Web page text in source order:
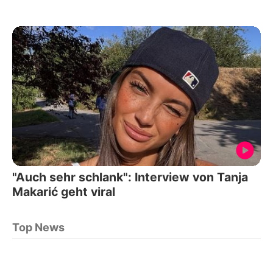
"Auch sehr schlank": Interview von Tanja
Makarić geht viral
Top News